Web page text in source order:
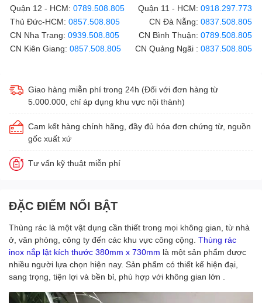
Quận 12 - HCM: 0789.508.805 Quận 11 - HCM: 0918.297.773
Thủ Đức-HCM: 0857.508.805 CN Đà Nẵng: 0837.508.805
CN Nha Trang: 0939.508.805 CN Bình Thuận: 0789.508.805
CN Kiên Giang: 0857.508.805 CN Quảng Ngãi : 0837.508.805
Giao hàng miễn phí trong 24h (Đối với đơn hàng từ
5.000.000, chỉ áp dụng khu vực nội thành)
Cam kết hàng chính hãng, đầy đủ hóa đơn chứng từ, nguồn
gốc xuất xứ
Tư vấn kỹ thuật miễn phí
ĐẶC ĐIỂM NỔI BẬT
Thùng rác là một vật dụng cần thiết trong mọi không gian, từ nhà
ở, văn phòng, công ty đến các khu vực công cộng. Thùng rác
inox nắp lật kích thước 380mm x 730mm là một sản phẩm được
nhiều người lựa chọn hiện nay. Sản phẩm có thiết kế hiện đại,
sang trọng, tiện lợi và bền bỉ, phù hợp với không gian lớn .